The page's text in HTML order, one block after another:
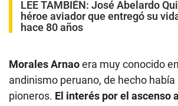
LEE TAMBIÉN: José Abelardo
héroe aviador que entregó su
hace 80 años
Morales Arnaoera muy conocido
andinismo peruano, de hecho
pioneros. El interés por el ascenso